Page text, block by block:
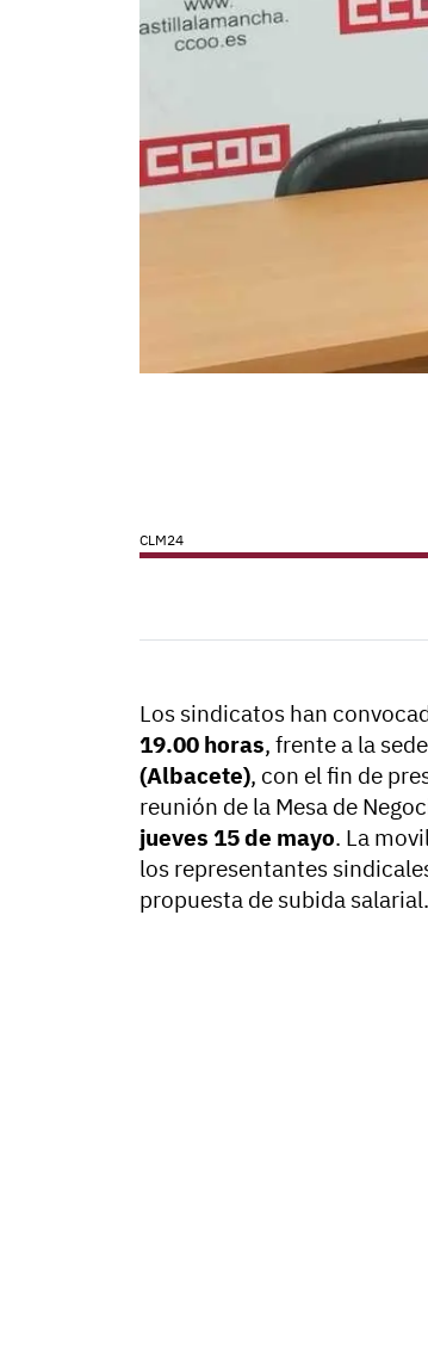
CLM24
Los sindicatos han
19.00 horas, frente a la
(Albacete), con el fin de
reunión de la Mesa de
jueves 15 de mayo. La
los representantes
propuesta de subida salarial.